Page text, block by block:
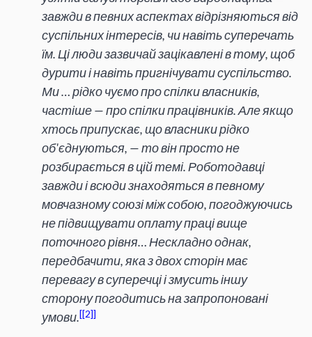
завжди в певних аспектах відрізняються від
суспільних інтересів, чи навіть суперечать
їм. Ці люди зазвичай зацікавлені в тому, щоб
дурити і навіть пригнічувати суспільство.
Ми … рідко чуємо про спілки власників,
частіше — про спілки працівників. Але якщо
хтось припускає, що власники рідко
об'єднуються, — то він просто не
розбирається в цій темі. Роботодавці
завжди і всюди знаходяться в певному
мовчазному союзі між собою, погоджуючись
не підвищувати оплату праці вище
поточного рівня… Нескладно однак,
передбачити, яка з двох сторін має
перевагу в суперечці і змусить іншу
сторону погодитись на запропоновані
умови. [2]